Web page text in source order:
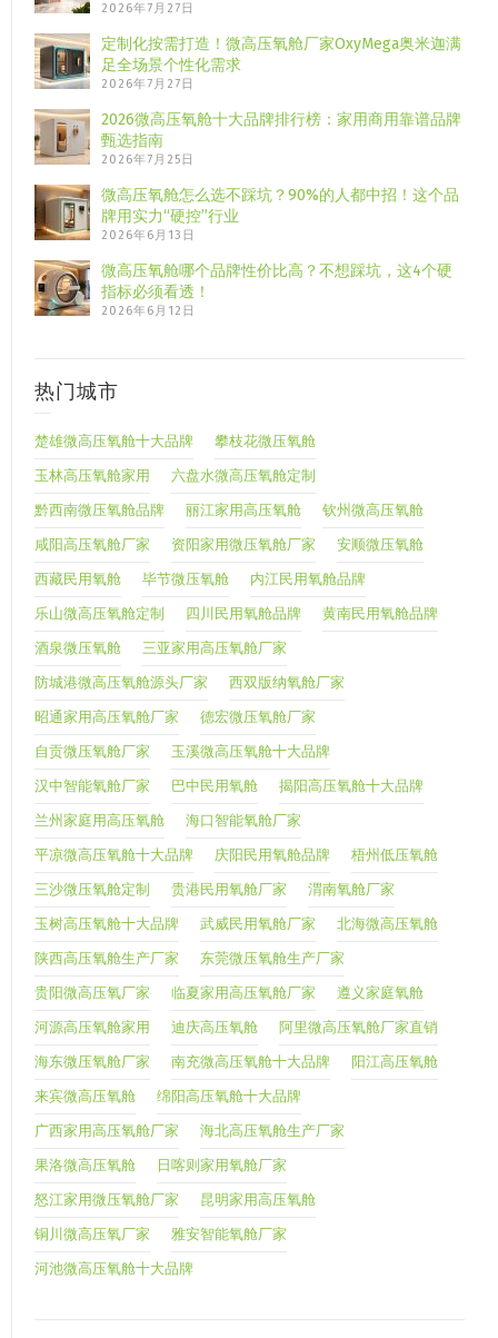
2026年7月27日
定制化按需打造！微高压氧舱厂家OxyMega奥米迦满
足全场景个性化需求
2026年7月27日
2026微高压氧舱十大品牌排行榜：家用商用靠谱品牌
甄选指南
2026年7月25日
微高压氧舱怎么选不踩坑？90%的人都中招！这个品
牌用实力“硬控”行业
2026年6月13日
微高压氧舱哪个品牌性价比高？不想踩坑，这4个硬
指标必须看透！
2026年6月12日
热门城市
楚雄微高压氧舱十大品牌 攀枝花微压氧舱
玉林高压氧舱家用 六盘水微高压氧舱定制
黔西南微压氧舱品牌 丽江家用高压氧舱 钦州微高压氧舱
咸阳高压氧舱厂家 资阳家用微压氧舱厂家 安顺微压氧舱
西藏民用氧舱 毕节微压氧舱 内江民用氧舱品牌
乐山微高压氧舱定制 四川民用氧舱品牌 黄南民用氧舱品牌
酒泉微压氧舱 三亚家用高压氧舱厂家
防城港微高压氧舱源头厂家 西双版纳氧舱厂家
昭通家用高压氧舱厂家 德宏微压氧舱厂家
自贡微压氧舱厂家 玉溪微高压氧舱十大品牌
汉中智能氧舱厂家 巴中民用氧舱 揭阳高压氧舱十大品牌
兰州家庭用高压氧舱 海口智能氧舱厂家
平凉微高压氧舱十大品牌 庆阳民用氧舱品牌 梧州低压氧舱
三沙微压氧舱定制 贵港民用氧舱厂家 渭南氧舱厂家
玉树高压氧舱十大品牌 武威民用氧舱厂家 北海微高压氧舱
陕西高压氧舱生产厂家 东莞微压氧舱生产厂家
贵阳微高压氧厂家 临夏家用高压氧舱厂家 遵义家庭氧舱
河源高压氧舱家用 迪庆高压氧舱 阿里微高压氧舱厂家直销
海东微压氧舱厂家 南充微高压氧舱十大品牌 阳江高压氧舱
来宾微高压氧舱 绵阳高压氧舱十大品牌
广西家用高压氧舱厂家 海北高压氧舱生产厂家
果洛微高压氧舱 日喀则家用氧舱厂家
怒江家用微压氧舱厂家 昆明家用高压氧舱
铜川微高压氧厂家 雅安智能氧舱厂家
河池微高压氧舱十大品牌